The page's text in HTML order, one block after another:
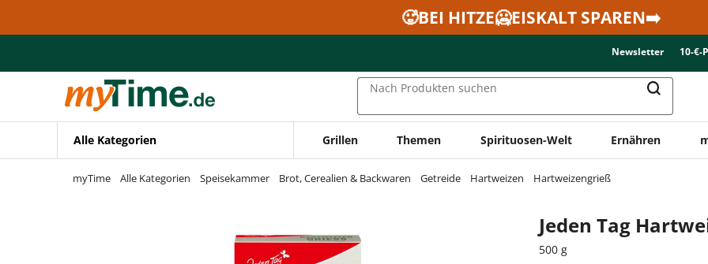
Zur Navigation springen
🥵BEI HITZE🥶EISKALT SPAREN➡️
Newsletter 10-€-
Nach Produkten suchen
Alle Kategorien Grillen Themen Spirituosen-Welt Ernähren
myTime Alle Kategorien Speisekammer Brot, Cerealien & Backwaren Getreide Hartweizen Hartweizengrieß
Jeden Tag
500 g